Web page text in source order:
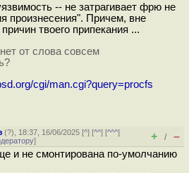
-- не затрагивает фрю не
произнесения". Причем, вне
твоего припекания ...
от слова совсем
cgi/man.cgi?query=procfs
(?), 18:37, 16/06/2025 [^] [^^] [^^^]
] + / –
и не смонтирована по-умолчанию